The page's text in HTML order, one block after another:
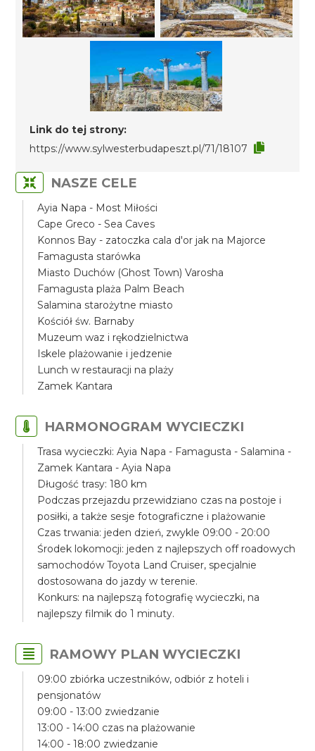
Link do tej strony:
https://www.sylwesterbudapeszt.pl/71/18107
NASZE CELE
Ayia Napa - Most Miłości
Cape Greco - Sea Caves
Konnos Bay - zatoczka cala d'or jak na Majorce
Famagusta starówka
Miasto Duchów (Ghost Town) Varosha
Famagusta plaża Palm Beach
Salamina starożytne miasto
Kościół św. Barnaby
Muzeum waz i rękodzielnictwa
Iskele plażowanie i jedzenie
Lunch w restauracji na plaży
Zamek Kantara
HARMONOGRAM WYCIECZKI
Trasa wycieczki: Ayia Napa - Famagusta - Salamina -
Zamek Kantara - Ayia Napa
Długość trasy: 180 km
Podczas przejazdu przewidziano czas na postoje i
posiłki, a także sesje fotograficzne i plażowanie
Czas trwania: jeden dzień, zwykle 09:00 - 20:00
Środek lokomocji: jeden z najlepszych off roadowych
samochodów Toyota Land Cruiser, specjalnie
dostosowana do jazdy w terenie.
Konkurs: na najlepszą fotografię wycieczki, na
najlepszy filmik do 1 minuty.
RAMOWY PLAN WYCIECZKI
09:00 zbiórka uczestników, odbiór z hoteli i
pensjonatów
09:00 - 13:00 zwiedzanie
13:00 - 14:00 czas na plażowanie
14:00 - 18:00 zwiedzanie